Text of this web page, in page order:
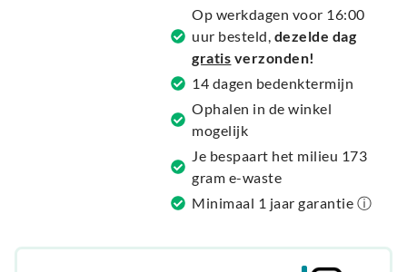
t
v
e
:
Op werkdagen voor 16:00
uur besteld, dezelde dag
gratis verzonden!
14 dagen bedenktermijn
Ophalen in de winkel
mogelijk
Je bespaart het milieu 173
gram e-waste
Minimaal 1 jaar garantie ⓘ